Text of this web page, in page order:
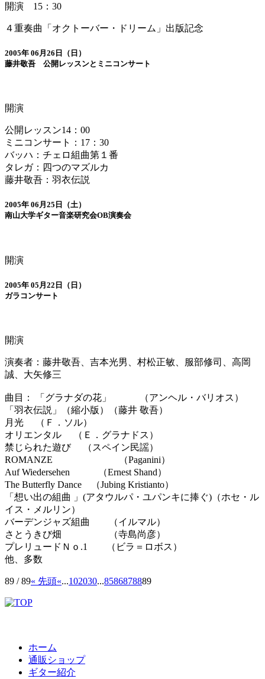
開演 15：30
４重奏曲「オクトーバー・ドリーム」出版記念
2005年 06月26日（日）
藤井敬吾 公開レッスンとミニコンサート
開演
公開レッスン14：00
ミニコンサート：17：30
バッハ：チェロ組曲第１番
タレガ：四つのマズルカ
藤井敬吾：羽衣伝説
2005年 06月25日（土）
南山大学ギター音楽研究会OB演奏会
開演
2005年 05月22日（日）
ガラコンサート
開演
演奏者：藤井敬吾、吉本光男、村松正敏、服部修司、高岡
誠、大矢修三
曲目： 「グラナダの花」 （アンヘル・バリオス）
「羽衣伝説」（縮小版）（藤井 敬吾）
月光 （Ｆ．ソル）
オリエンタル （Ｅ．グラナドス）
禁じられた遊び （スペイン民謡）
ROMANZE （Paganini）
Auf Wiedersehen （Ernest Shand）
The Butterfly Dance （Jubing Kristianto）
「想い出の組曲 」(アタウルパ・ユパンキに捧ぐ)（ホセ・ル
イス・メルリン）
バーデンジャズ組曲 （イルマル）
さとうきび畑 （寺島尚彦）
プレリュードＮｏ.1 （ビラ＝ロボス）
他、多数
89 / 89« 先頭«...102030...8586878889
ホーム
通販ショップ
ギター紹介